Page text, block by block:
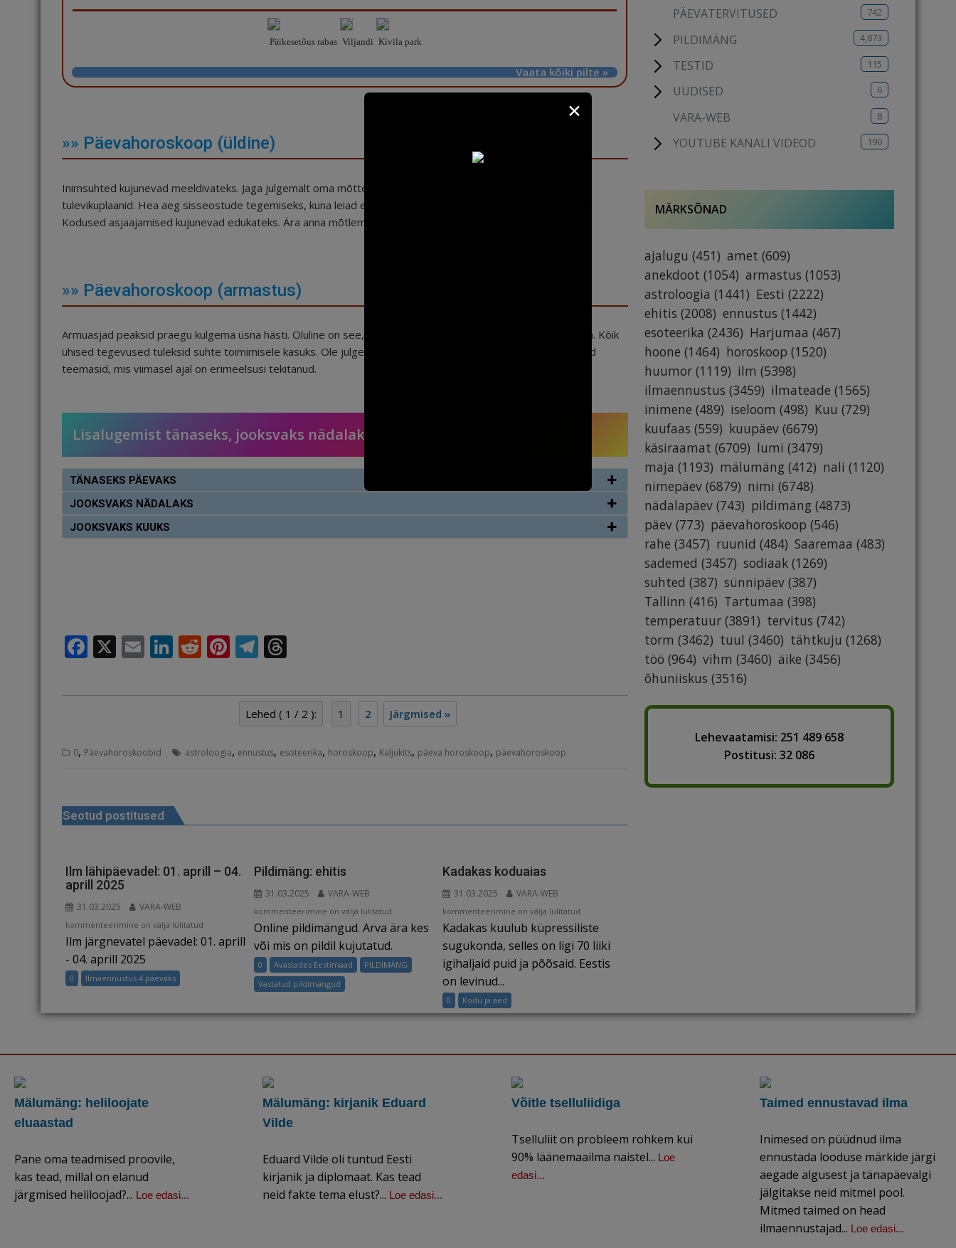
Päikesetõus rabas Viljandi Kivila park
Vaata kõiki pilte »
»» Päevahoroskoop (üldine)
Inimsuhted kujunevad meeldivateks. Jaga julgemalt oma mõtteid ja ideid. Pane enda jaoks paika olulisemad
tulevikuplaanid. Hea aeg sisseostude tegemiseks, kuna leiad endale kiiresti need kaubad, mida oled otsinud.
Kodused asjaajamised kujunevad edukateks. Ära anna mõtlematult lubadusi.
»» Päevahoroskoop (armastus)
Armuasjad peaksid praegu kulgema üsna hästi. Oluline on see, et veedaksid partneriga koos veidi enam aega. Kõik
ühised tegevused tuleksid suhte toimimisele kasuks. Ole julgemalt valmis oma partneriga arutama ka selliseid
teemasid, mis viimasel ajal on erimeelsusi tekitanud.
Lisalugemist tänaseks, jooksvaks nädalaks ja kuuks
TÄNASEKS PÄEVAKS
JOOKSVAKS NÄDALAKS
JOOKSVAKS KUUKS
F
c
o
k
X E
ai
Li
k
n
R
d
Pi
te
st
T
e
g
m
r
e
d
Lehed ( 1 / 2 ): 1 2 Järgmised »
0, Päevahoroskoobid astroloogia, ennustus, esoteerika, horoskoop, Kaljukits, päeva horoskoop, päevahoroskoop
Seotud postitused
Ilm lähipäevadel: 01. aprill – 04.
aprill 2025
31.03.2025 VARA-WEB
Ilm
lähipäevadel:
01.
aprill
–
aprill
kommenteerimine on välja lülitatud
Ilm järgnevatel päevadel: 01. aprill
- 04. aprill 2025
0 Ilmaennustus 4 päevaks
Pildimäng: ehitis
31.03.2025 VARA-WEB
Pildimäng:
ehitis
kommenteerimine on välja lülitatud
Online pildimängud. Arva ära kes
või mis on pildil kujutatud.
0 Avastades Eestimaad
PILDIMÄNG
Vastatud pildimängud
Kadakas koduaias
31.03.2025 VARA-WEB
Kadakas
koduaias
kommenteerimine on välja lülitatud
Kadakas kuulub küpressiliste
sugukonda, selles on ligi 70 liiki
igihaljaid puid ja põõsaid. Eestis
on levinud...
0 Kodu ja aed
PÄEVATERVITUSED 742
PILDIMÄNG 4,873
TESTID 115
UUDISED 6
VARA-WEB 8
YOUTUBE KANALI VIDEOD 190
MÄRKSÕNAD
ajalugu (451) amet (609)
anekdoot (1054) armastus (1053)
astroloogia (1441) Eesti (2222)
ehitis (2008) ennustus (1442)
esoteerika (2436) Harjumaa (467)
hoone (1464) horoskoop (1520)
huumor (1119) ilm (5398)
ilmaennustus (3459) ilmateade (1565)
inimene (489) iseloom (498) Kuu (729)
kuufaas (559) kuupäev (6679)
käsiraamat (6709) lumi (3479)
maja (1193) mälumäng (412) nali (1120)
nimepäev (6879) nimi (6748)
nädalapäev (743) pildimäng (4873)
päev (773) päevahoroskoop (546)
rahe (3457) ruunid (484) Saaremaa (483)
sademed (3457) sodiaak (1269)
suhted (387) sünnipäev (387)
Tallinn (416) Tartumaa (398)
temperatuur (3891) tervitus (742)
torm (3462) tuul (3460) tähtkuju (1268)
töö (964) vihm (3460) äike (3456)
õhuniiskus (3516)
Lehevaatamisi: 251 489 658
Postitusi: 32 086
Mälumäng: heliloojate
eluaastad
Pane oma teadmised proovile,
kas tead, millal on elanud
järgmised heliloojad?... Loe edasi...
Mälumäng: kirjanik Eduard
Vilde
Eduard Vilde oli tuntud Eesti
kirjanik ja diplomaat. Kas tead
neid fakte tema elust?... Loe edasi...
Võitle tselluliidiga
Tselluliit on probleem rohkem kui
90% läänemaailma naistel... Loe
edasi...
Taimed ennustavad ilma
Inimesed on püüdnud ilma
ennustada looduse märkide järgi
aegade algusest ja tänapäevalgi
jälgitakse neid mitmel pool.
Mitmed taimed on head
ilmaennustajad... Loe edasi...
✕